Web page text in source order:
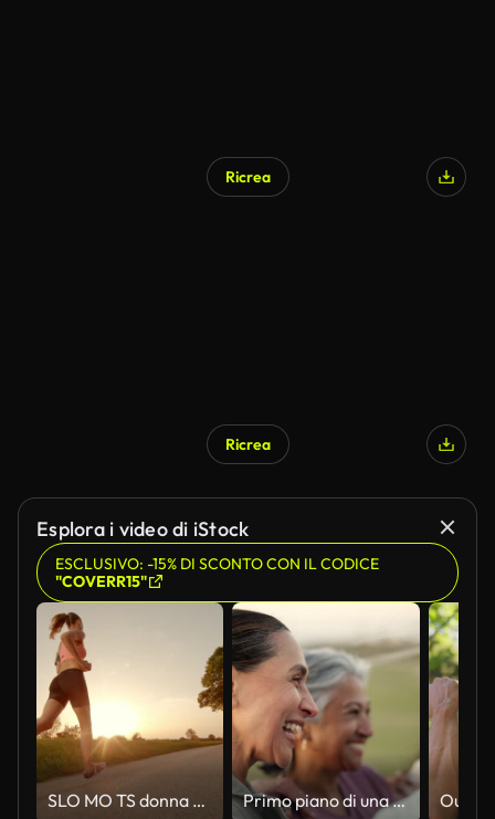
Ricrea
Ricrea
Esplora i video di iStock
ESCLUSIVO: -15% DI SCONTO CON IL CODICE
"COVERR15"
SLO MO TS donna corre verso il sole Primo piano di una donna anziana che parla con i suoi amici dopo la sessione di allenamento all'aperto al mattino